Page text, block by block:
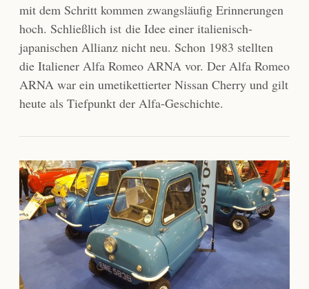
mit dem Schritt kommen zwangsläufig Erinnerungen
hoch. Schließlich ist die Idee einer italienisch-
japanischen Allianz nicht neu. Schon 1983 stellten
die Italiener Alfa Romeo ARNA vor. Der Alfa Romeo
ARNA war ein umetikettierter Nissan Cherry und gilt
heute als Tiefpunkt der Alfa-Geschichte.